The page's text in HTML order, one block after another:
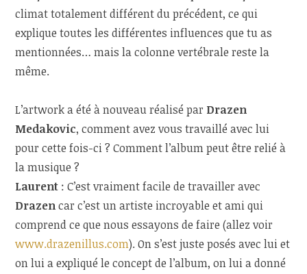
climat totalement différent du précédent, ce qui
explique toutes les différentes influences que tu as
mentionnées… mais la colonne vertébrale reste la
même.
L’artwork a été à nouveau réalisé par Drazen
Medakovic, comment avez vous travaillé avec lui
pour cette fois-ci ? Comment l’album peut être relié à
la musique ?
Laurent : C’est vraiment facile de travailler avec
Drazencar c’est un artiste incroyable et ami qui
comprend ce que nous essayons de faire (allez voir
www.drazenillus.com). On s’est juste posés avec lui et
on lui a expliqué le concept de l’album, on lui a donné